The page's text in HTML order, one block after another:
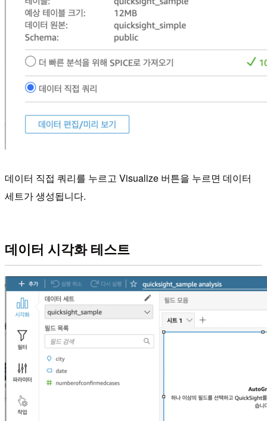
데이터 직접 쿼리를 누르고 Visualize 버튼을 누르면 데이터
세트가 생성됩니다.
데이터 시각화 테스트